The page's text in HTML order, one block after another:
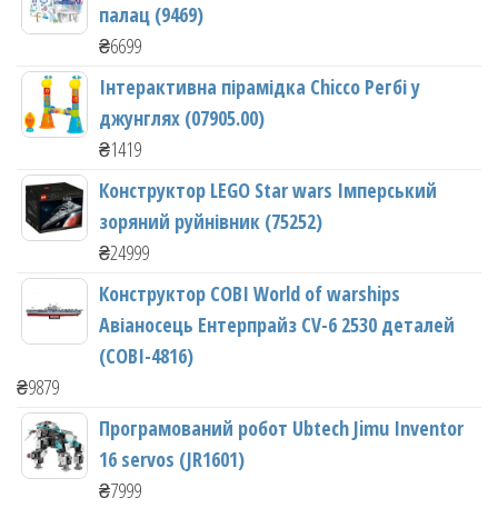
палац (9469)
₴6699
Інтерактивна пірамідка Chicco Регбі у
джунглях (07905.00)
₴1419
Конструктор LEGO Star wars Імперський
зоряний руйнівник (75252)
₴24999
Конструктор COBI World of warships
Авіаносець Ентерпрайз CV-6 2530 деталей
(COBI-4816)
₴9879
Програмований робот Ubtech Jimu Inventor
16 servos (JR1601)
₴7999